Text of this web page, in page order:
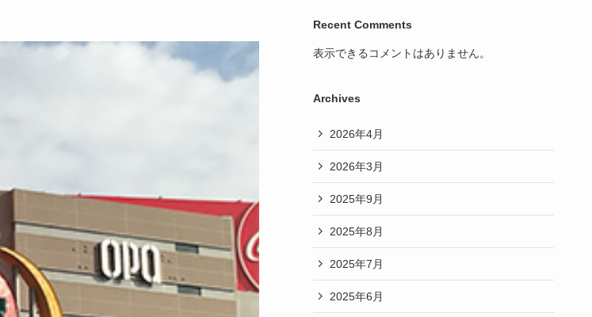
Recent Comments
表示できるコメントはありません。
Archives
2026年4月
2026年3月
2025年9月
2025年8月
2025年7月
2025年6月